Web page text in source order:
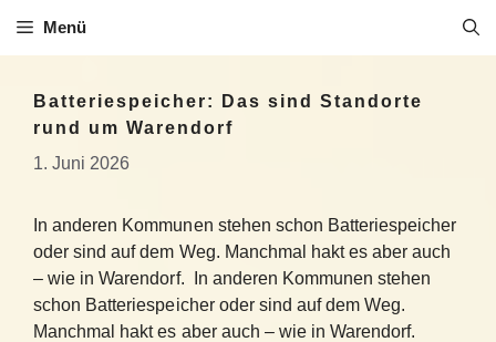
Inhalt
Menü
Batteriespeicher: Das sind Standorte
rund um Warendorf
1. Juni 2026
In anderen Kommunen stehen schon Batteriespeicher
oder sind auf dem Weg. Manchmal hakt es aber auch
– wie in Warendorf. In anderen Kommunen stehen
schon Batteriespeicher oder sind auf dem Weg.
Manchmal hakt es aber auch – wie in Warendorf.